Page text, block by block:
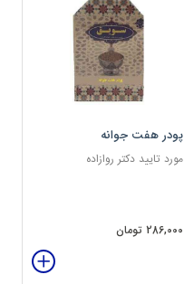
پودر هفت جوانه
مورد تایید دکتر روازاده
286,000 تومان